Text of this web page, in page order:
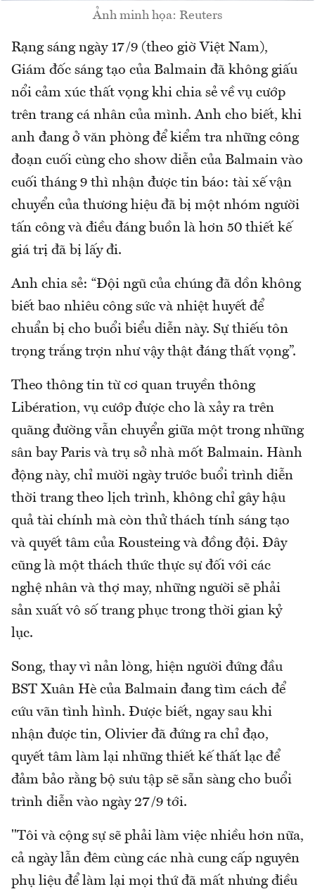
Ảnh minh họa: Reuters
Rạng sáng ngày 17/9 (theo giờ Việt Nam),
Giám đốc sáng tạo của Balmain đã không giấu
nổi cảm xúc thất vọng khi chia sẻ về vụ cướp
trên trang cá nhân của mình. Anh cho biết, khi
anh đang ở văn phòng để kiểm tra những công
đoạn cuối cùng cho show diễn của Balmain vào
cuối tháng 9 thì nhận được tin báo: tài xế vận
chuyển của thương hiệu đã bị một nhóm người
tấn công và điều đáng buồn là hơn 50 thiết kế
giá trị đã bị lấy đi.
Anh chia sẻ: “Đội ngũ của chúng đã dồn không
biết bao nhiêu công sức và nhiệt huyết để
chuẩn bị cho buổi biểu diễn này. Sự thiếu tôn
trọng trắng trợn như vậy thật đáng thất vọng”.
Theo thông tin từ cơ quan truyền thông
Libération, vụ cướp được cho là xảy ra trên
quãng đường vẫn chuyển giữa một trong những
sân bay Paris và trụ sở nhà mốt Balmain. Hành
động này, chỉ mười ngày trước buổi trình diễn
thời trang theo lịch trình, không chỉ gây hậu
quả tài chính mà còn thử thách tính sáng tạo
và quyết tâm của Rousteing và đồng đội. Đây
cũng là một thách thức thực sự đối với các
nghệ nhân và thợ may, những người sẽ phải
sản xuất vô số trang phục trong thời gian kỷ
lục.
Song, thay vì nản lòng, hiện người đứng đầu
BST Xuân Hè của Balmain đang tìm cách để
cứu vãn tình hình. Được biết, ngay sau khi
nhận được tin, Olivier đã đứng ra chỉ đạo,
quyết tâm làm lại những thiết kế thất lạc để
đảm bảo rằng bộ sưu tập sẽ sẵn sàng cho buổi
trình diễn vào ngày 27/9 tới.
"Tôi và cộng sự sẽ phải làm việc nhiều hơn nữa,
cả ngày lẫn đêm cùng các nhà cung cấp nguyên
phụ liệu để làm lại mọi thứ đã mất nhưng điều